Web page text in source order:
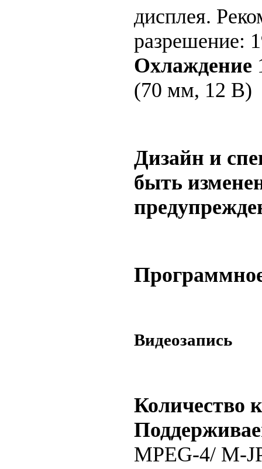
дисплея.
разрешение:
Охлаждение
(70 мм, 12 В)
Дизайн и
быть
Видеозапись
Количество
MPEG-4/ M-